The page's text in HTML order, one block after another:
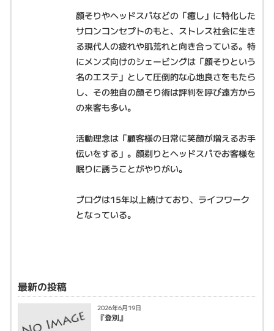
顔そりやヘッドスパなどの「癒し」に特化した
サロンコンセプトのもと、ストレス社会に生き
る現代人の疲れや肌荒れと向き合っている。特
にメンズ向けのシェービングは「顔そりという
名のエステ」として圧倒的な心地良さをもたら
し、その独自の顔そり術は評判を呼び遠方から
の来客も多い。
活動理念は「顧客様の日常に笑顔が増えるお手
伝いをする」。顔剃りとヘッドスパでお客様を
眠りに誘うことがやりがい。
ブログは15年以上続けており、ライフワーク
となっている。
最新の投稿
2026年6月19日
『登別』